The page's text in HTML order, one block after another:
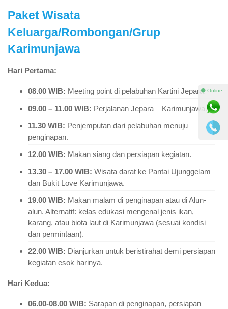
Paket Wisata
Keluarga/Rombongan/Grup
Karimunjawa
Hari Pertama:
08.00 WIB: Meeting point di pelabuhan Kartini Jepara.
09.00 – 11.00 WIB: Perjalanan Jepara – Karimunjawa.
11.30 WIB: Penjemputan dari pelabuhan menuju
penginapan.
12.00 WIB: Makan siang dan persiapan kegiatan.
13.30 – 17.00 WIB: Wisata darat ke Pantai Ujunggelam
dan Bukit Love Karimunjawa.
19.00 WIB: Makan malam di penginapan atau di Alun-
alun. Alternatif: kelas edukasi mengenal jenis ikan,
karang, atau biota laut di Karimunjawa (sesuai kondisi
dan permintaan).
22.00 WIB: Dianjurkan untuk beristirahat demi persiapan
kegiatan esok harinya.
Hari Kedua:
06.00-08.00 WIB: Sarapan di penginapan, persiapan
⚫ Online